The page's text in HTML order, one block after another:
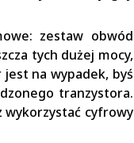
zestaw obwód
tych dużej mocy,
jest na wypadek, byś
tranzystora.
wykorzystać cyfrowy